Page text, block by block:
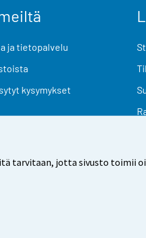
tarvitaan, jotta sivusto toimii
ja tietopalvelu
kysymykset